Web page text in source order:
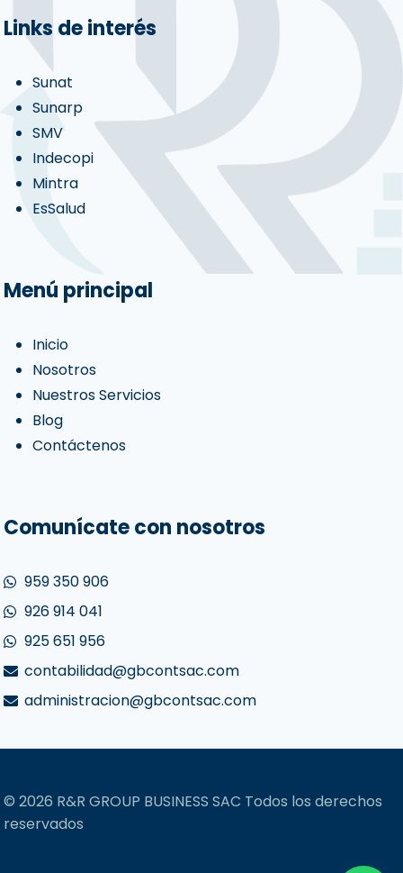
Links de interés
Sunat
Sunarp
SMV
Indecopi
Mintra
EsSalud
Menú principal
Inicio
Nosotros
Nuestros Servicios
Blog
Contáctenos
Comunícate con nosotros
959 350 906
926 914 041
925 651 956
contabilidad@gbcontsac.com
administracion@gbcontsac.com
© 2026 R&R GROUP BUSINESS SAC Todos los derechos
reservados